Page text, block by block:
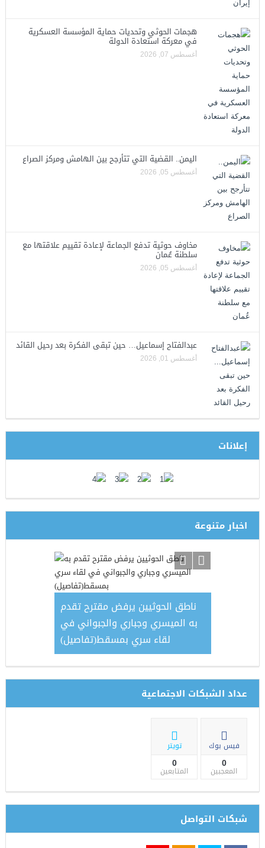
هجمات الحوثي وتحديات حماية المؤسسة العسكرية
في معركة استعادة الدولة
أغسطس 07, 2026
اليمن.. القضية التي تتأرجح بين الهامش ومركز الصراع
أغسطس 05, 2026
مخاوف حوثية تدفع الجماعة لإعادة تقييم علاقتها مع
سلطنة عُمان
أغسطس 05, 2026
عبدالفتاح إسماعيل… حين تبقى الفكرة بعد رحيل القائد
أغسطس 01, 2026
إعلانات
اخبار متنوعة
ناطق الحوثيين يرفض مقترح تقدم
به الميسري وجباري والجبواني في
لقاء سري بمسقط(تفاصيل)
عداد الشبكات الاجتماعية
فيس بوك
0
المعجبين
تويتر
0
المتابعين
شبكات التواصل